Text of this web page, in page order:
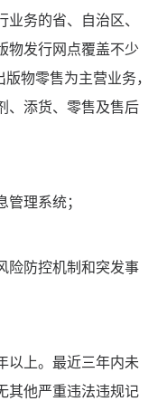
务的省、自治区、
物发行网点覆盖不少
物零售为主营业务，
、添货、零售及售后
理系统；
防控机制和突发事
上。最近三年内未
其他严重违法违规记